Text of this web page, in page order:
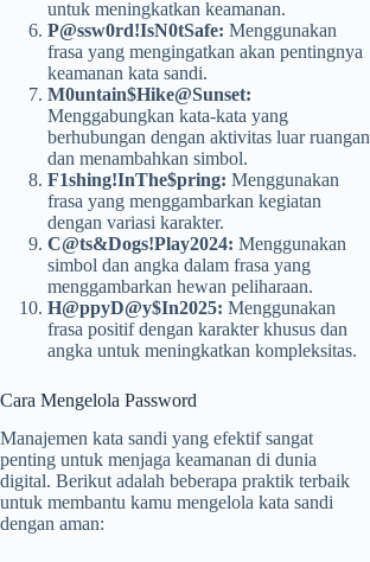
untuk meningkatkan keamanan.
P@ssw0rd!IsN0tSafe: Menggunakan
frasa yang mengingatkan akan pentingnya
keamanan kata sandi.
M0untain$Hike@Sunset:
Menggabungkan kata-kata yang
berhubungan dengan aktivitas luar ruangan
dan menambahkan simbol.
F1shing!InThe$pring: Menggunakan
frasa yang menggambarkan kegiatan
dengan variasi karakter.
C@ts&Dogs!Play2024: Menggunakan
simbol dan angka dalam frasa yang
menggambarkan hewan peliharaan.
H@ppyD@y$In2025: Menggunakan
frasa positif dengan karakter khusus dan
angka untuk meningkatkan kompleksitas.
Cara Mengelola Password
Manajemen kata sandi yang efektif sangat
penting untuk menjaga keamanan di dunia
digital. Berikut adalah beberapa praktik terbaik
untuk membantu kamu mengelola kata sandi
dengan aman: